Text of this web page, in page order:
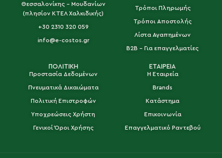
Θεσσαλονίκης - Μουδανίων
(πλησίον ΚΤΕΛ Χαλκιδικής)
+30 2310 320 059
info@e-costos.gr
Τρόποι Πληρωμής
Τρόποι Αποστολής
Λίστα Αγαπημένων
B2B - Για επαγγελματίες
ΠΟΛΙΤΙΚΗ
Προστασία Δεδομένων
Πνευματικά Δικαιώματα
Πολιτική Επιστροφών
Υποχρεώσεις Χρήστη
Γενικοί Όροι Χρήσης
ΕΤΑΙΡΕΙΑ
Η Εταιρεία
Brands
Κατάστημα
Επικοινωνία
Επαγγελματικό Ραντεβού